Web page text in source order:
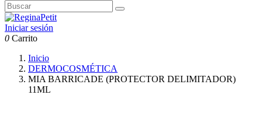
Iniciar sesión
0 Carrito
Inicio
DERMOCOSMÉTICA
MIA BARRICADE (PROTECTOR DELIMITADOR)
11ML